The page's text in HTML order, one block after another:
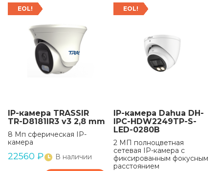
EOL!
IP-камера TRASSIR
TR-D8181IR3 v3 2,8 mm
8 Мп сферическая IP-
камера
22560 ₽ В наличии
EOL!
IP-камера Dahua DH-
IPC-HDW2249TP-S-
LED-0280B
2 МП полноцветная
сетевая IP-камера с
фиксированным фокусным
расстоянием